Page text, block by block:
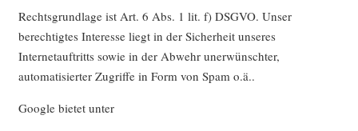
Rechtsgrundlage ist Art. 6 Abs. 1 lit. f) DSGVO. Unser
berechtigtes Interesse liegt in der Sicherheit unseres
Internetauftritts sowie in der Abwehr unerwünschter,
automatisierter Zugriffe in Form von Spam o.ä..
Google bietet unter